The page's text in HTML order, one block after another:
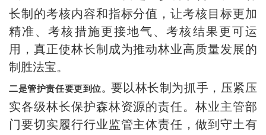
长制的考核内容和指标分值，让考核目标更加
精准、考核措施更接地气、考核结果更可运
用，真正使林长制成为推动林业高质量发展的
制胜法宝。
二是管护责任要更到位。 要以林长制为抓手，压紧压
实各级林长保护森林资源的责任。林业主管部
门要切实履行行业监管主体责任，做到守土有